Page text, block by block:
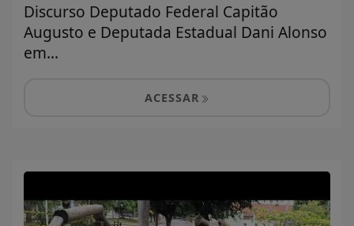
Discurso Deputado Federal Capitão
Augusto e Deputada Estadual Dani Alonso
em...
ACESSAR